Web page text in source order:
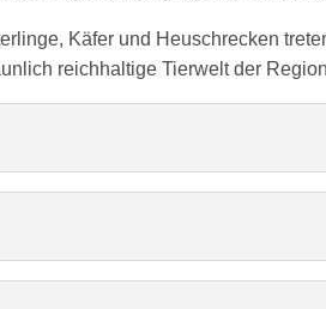
Käfer und Heuschrecken
reichhaltige Tierwelt der